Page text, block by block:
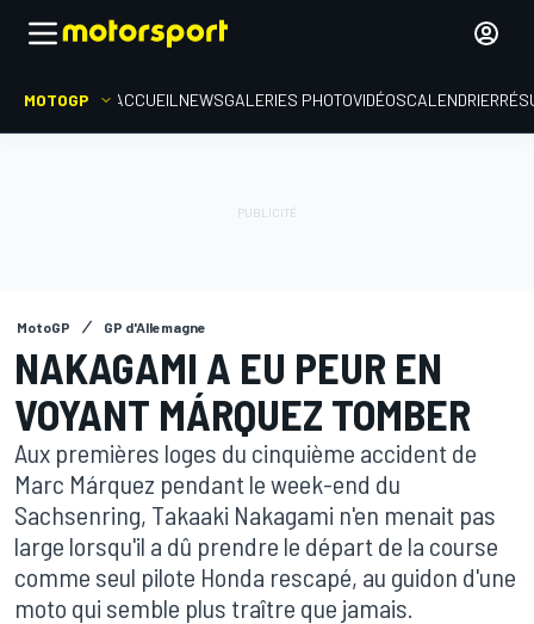
MOTOGP ACCUEIL NEWSGALERIES PHOTOVIDÉOSCALENDRIER
MotoGP GP d'Allemagne
NAKAGAMI A EU PEUR EN
VOYANT MÁRQUEZ TOMBER
Aux premières loges du cinquième accident de
Marc Márquez pendant le week-end du
Sachsenring, Takaaki Nakagami n'en menait pas
large lorsqu'il a dû prendre le départ de la course
comme seul pilote Honda rescapé, au guidon d'une
moto qui semble plus traître que jamais.